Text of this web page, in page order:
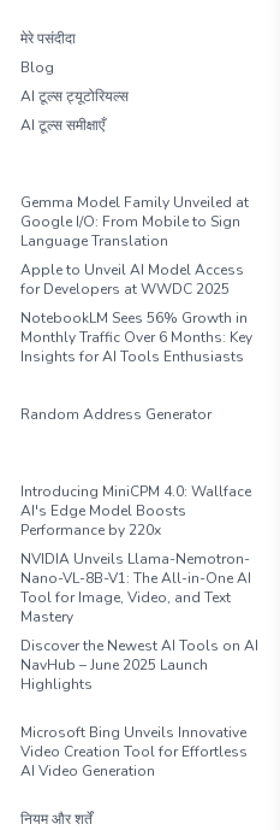
मेरे पसंदीदा
Blog
AI टूल्स ट्यूटोरियल्स
AI टूल्स समीक्षाएँ
Gemma Model Family Unveiled at
Google I/O: From Mobile to Sign
Language Translation
Apple to Unveil AI Model Access
for Developers at WWDC 2025
NotebookLM Sees 56% Growth in
Monthly Traffic Over 6 Months: Key
Insights for AI Tools Enthusiasts
Random Address Generator
Introducing MiniCPM 4.0: Wallface
AI's Edge Model Boosts
Performance by 220x
NVIDIA Unveils Llama-Nemotron-
Nano-VL-8B-V1: The All-in-One AI
Tool for Image, Video, and Text
Mastery
Discover the Newest AI Tools on AI
NavHub – June 2025 Launch
Highlights
Microsoft Bing Unveils Innovative
Video Creation Tool for Effortless
AI Video Generation
नियम और शर्तें